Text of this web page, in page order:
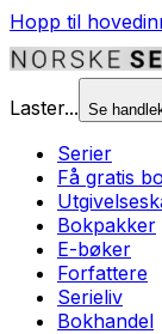
Hopp til
Laster... Se
Serier
Få gratis
Bokpakker
E-bøker
Forfattere
Serieliv
Bokhandel